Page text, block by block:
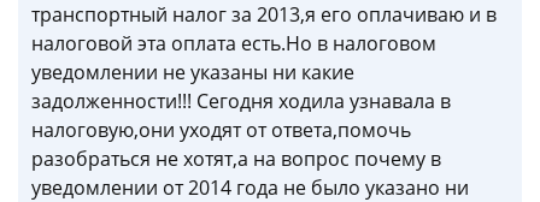
транспортный налог за 2013,я его оплачиваю и в
налоговой эта оплата есть.Но в налоговом
уведомлении не указаны ни какие
задолженности!!! Сегодня ходила узнавала в
налоговую,они уходят от ответа,помочь
разобраться не хотят,а на вопрос почему в
уведомлении от 2014 года не было указано ни